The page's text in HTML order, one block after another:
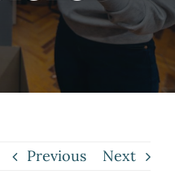
Previous Next